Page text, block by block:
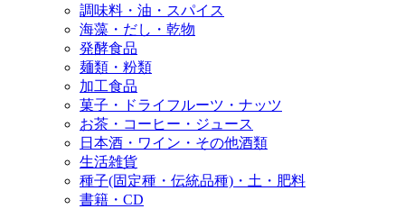
調味料・油・スパイス
海藻・だし・乾物
発酵食品
麺類・粉類
加工食品
菓子・ドライフルーツ・ナッツ
お茶・コーヒー・ジュース
日本酒・ワイン・その他酒類
生活雑貨
種子(固定種・伝統品種)・土・肥料
書籍・CD